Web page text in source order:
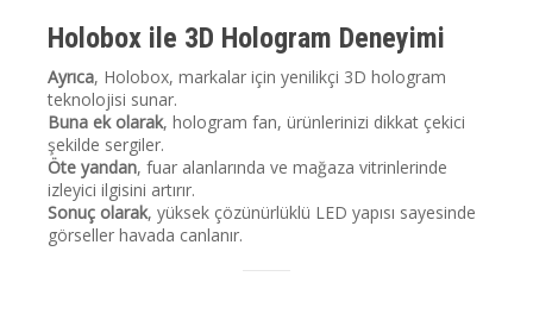
Holobox ile 3D Hologram Deneyimi
Ayrıca, Holobox, markalar için yenilikçi 3D hologram
teknolojisi sunar.
Buna ek olarak, hologram fan, ürünlerinizi dikkat çekici
şekilde sergiler.
Öte yandan, fuar alanlarında ve mağaza vitrinlerinde
izleyici ilgisini artırır.
Sonuç olarak, yüksek çözünürlüklü LED yapısı sayesinde
görseller havada canlanır.